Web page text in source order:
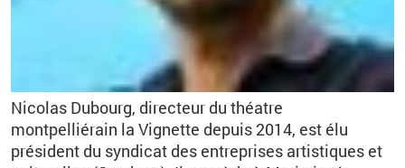
Nicolas Dubourg, directeur du théatre
montpelliérain la Vignette depuis 2014, est élu
président du syndicat des entreprises artistiques et